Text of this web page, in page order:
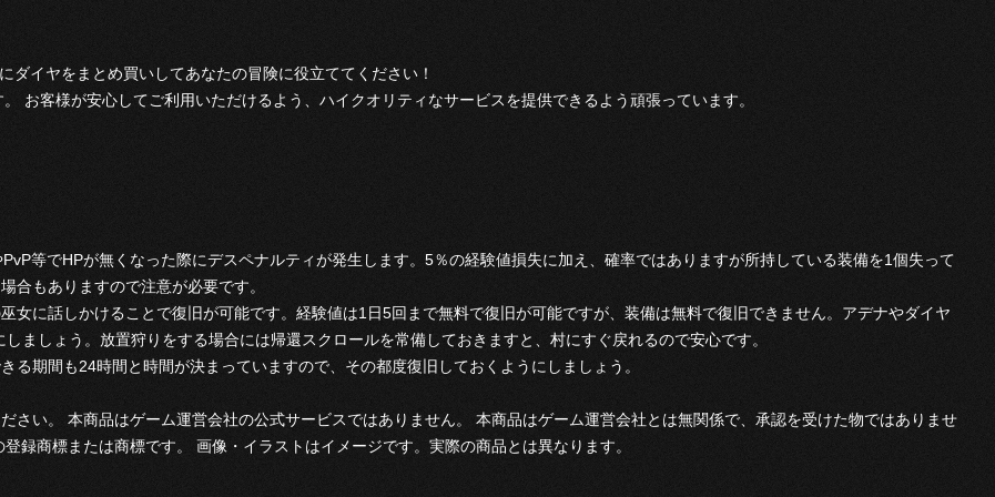
イヤをまとめ買いしてあなたの冒険に役立ててください！
お客様が安心してご利用いただけるよう、ハイクオリティなサービスを提供できるよう頑張っています。
等でHPが無くなった際にデスペナルティが発生します。5％の経験値損失に加え、確率ではありますが所持している装備を1個失って
合もありますので注意が必要です。
女に話しかけることで復旧が可能です。経験値は1日5回まで無料で復旧が可能ですが、装備は無料で復旧できません。アデナやダイヤ
ましょう。放置狩りをする場合には帰還スクロールを常備しておきますと、村にすぐ戻れるので安心です。
期間も24時間と時間が決まっていますので、その都度復旧しておくようにしましょう。
さい。 本商品はゲーム運営会社の公式サービスではありません。 本商品はゲーム運営会社とは無関係で、承認を受けた物ではありませ
録商標または商標です。 画像・イラストはイメージです。実際の商品とは異なります。